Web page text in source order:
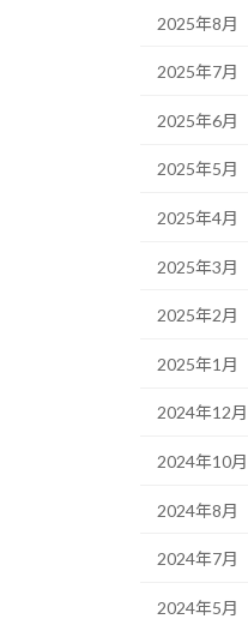
2025年8月
2025年7月
2025年6月
2025年5月
2025年4月
2025年3月
2025年2月
2025年1月
2024年12月
2024年10月
2024年8月
2024年7月
2024年5月